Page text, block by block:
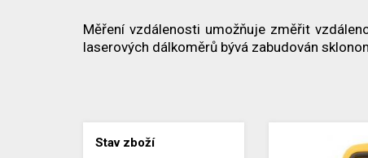
Měření vzdálenosti umožňuje změřit
laserových dálkoměrů bývá zabudován
Stav zboží